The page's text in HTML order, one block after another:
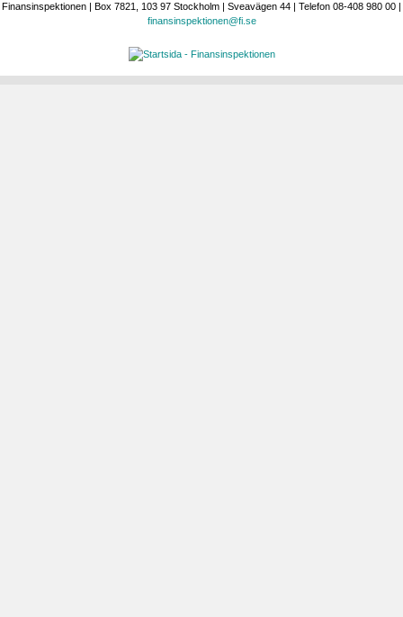
Finansinspektionen | Box 7821, 103 97 Stockholm | Sveavägen 44 | Telefon 08-408 980 00 |
finansinspektionen@fi.se